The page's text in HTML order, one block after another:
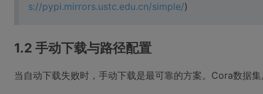
s://pypi.mirrors.ustc.edu.cn/simple/)
1.2 手动下载与路径配置
当自动下载失败时，手动下载是最可靠的方案。Cora数据